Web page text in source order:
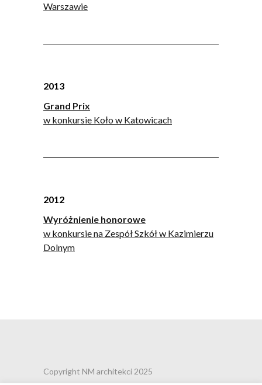
Warszawie
2013
Grand Prix
w konkursie Koło w Katowicach
2012
Wyróżnienie honorowe
w konkursie na Zespół Szkół w Kazimierzu
Dolnym
Copyright NM architekci 2025